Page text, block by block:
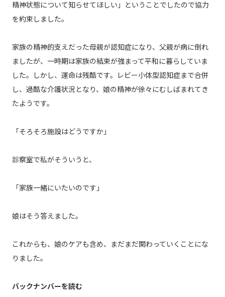
精神状態について知らせてほしい」ということでしたので協力
を約束しました。
家族の精神的支えだった母親が認知症になり、父親が病に倒れ
ましたが、一時期は家族の結束が強まって平和に暮らしていま
した。しかし、運命は残酷です。レビー小体型認知症まで合併
し、過酷な介護状況となり、娘の精神が徐々にむしばまれてき
たようです。
「そろそろ施設はどうですか」
診察室で私がそういうと、
「家族一緒にいたいのです」
娘はそう答えました。
これからも、娘のケアも含め、まだまだ関わっていくことにな
りました。
バックナンバーを読む